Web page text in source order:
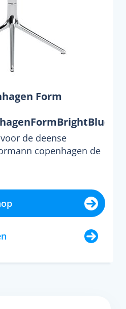
Form
de deense
copenhagen de